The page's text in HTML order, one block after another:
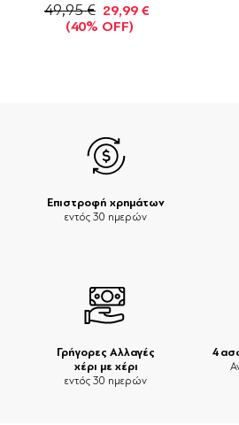
49,95 € 29,99 €
(40% OFF)
Επιστροφή χρημάτων
εντός 30 ημερών
Γρήγορες Αλλαγές
χέρι με χέρι
εντός 30 ημερών
4